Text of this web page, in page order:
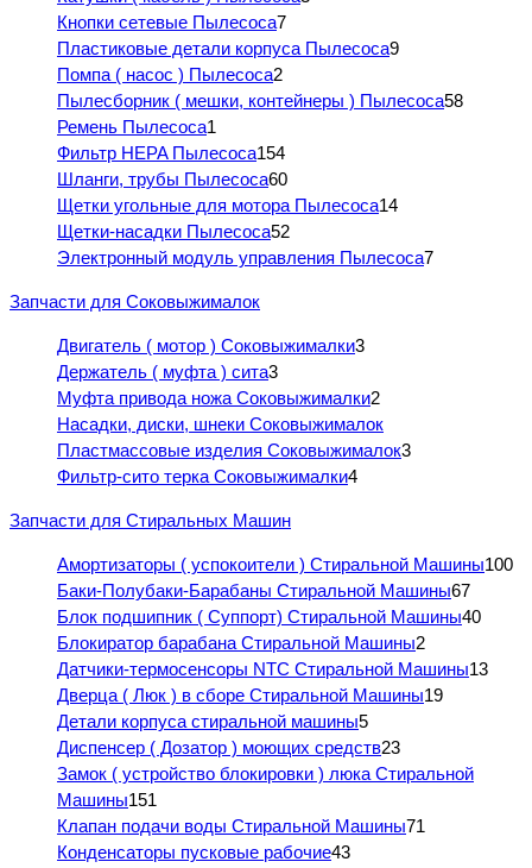
Кнопки сетевые Пылесоса7
Пластиковые детали корпуса Пылесоса9
Помпа ( насос ) Пылесоса2
Пылесборник ( мешки, контейнеры ) Пылесоса58
Ремень Пылесоса1
Фильтр HEPA Пылесоса154
Шланги, трубы Пылесоса60
Щетки угольные для мотора Пылесоса14
Щетки-насадки Пылесоса52
Электронный модуль управления Пылесоса7
Запчасти для Соковыжималок
Двигатель ( мотор ) Соковыжималки3
Держатель ( муфта ) сита3
Муфта привода ножа Соковыжималки2
Насадки, диски, шнеки Соковыжималок
Пластмассовые изделия Соковыжималок3
Фильтр-сито терка Соковыжималки4
Запчасти для Стиральных Машин
Амортизаторы ( успокоители ) Стиральной Машины100
Баки-Полубаки-Барабаны Стиральной Машины67
Блок подшипник ( Суппорт) Стиральной Машины40
Блокиратор барабана Стиральной Машины2
Датчики-термосенсоры NTC Стиральной Машины13
Дверца ( Люк ) в сборе Стиральной Машины19
Детали корпуса стиральной машины5
Диспенсер ( Дозатор ) моющих средств23
Замок ( устройство блокировки ) люка Стиральной
Машины151
Клапан подачи воды Стиральной Машины71
Конденсаторы пусковые рабочие43